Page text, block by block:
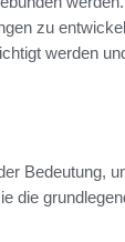
zu
werden
Bedeutung,
die